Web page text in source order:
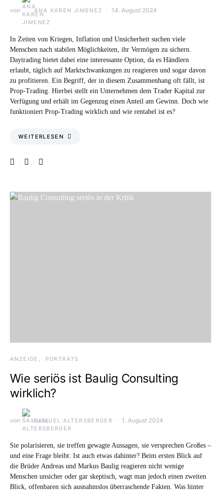
von ANA KAREN JIMENEZ 14. August 2024
In Zeiten von Kriegen, Inflation und Unsicherheit suchen viele
Menschen nach stabilen Möglichkeiten, ihr Vermögen zu sichern.
Daytrading bietet dabei eine interessante Option, da es Händlern
erlaubt, täglich auf Marktschwankungen zu reagieren und sogar davon
zu profitieren. Ein Begriff, der in diesem Zusammenhang oft fällt, ist
Prop-Trading. Hierbei stellt ein Unternehmen dem Trader Kapital zur
Verfügung und erhält im Gegenzug einen Anteil am Gewinn. Doch wie
funktioniert Prop-Trading wirklich und wie rentabel ist es?
WEITERLESEN
ANZEIGE PORTRÄTS
Wie seriös ist Baulig Consulting
wirklich?
von SAMUEL ALTERSBERGER 1. August 2024
Sie polarisieren, sie treffen gewagte Aussagen, sie versprechen Großes –
und eine Frage bleibt: Ist auch etwas dahinter? Beim ersten Blick auf
die Brüder Andreas und Markus Baulig reagieren nicht wenige
Menschen unsicher oder gar skeptisch, wagt man jedoch einen zweiten
Blick, offenbaren sich ausnahmslos überraschende Fakten. Was hinter